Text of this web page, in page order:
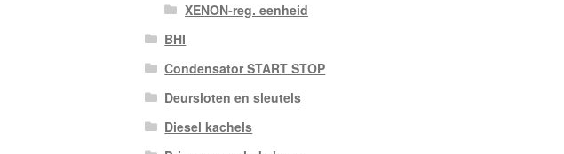
XENON-reg. eenheid
BHI
Condensator START STOP
Deursloten en sleutels
Diesel kachels